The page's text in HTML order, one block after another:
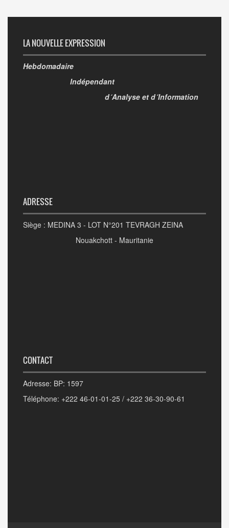
LA NOUVELLE EXPRESSION
Hebdomadaire
Indépendant
d´Analyse et d´Information
ADRESSE
Siège : MEDINA 3 - LOT N°201 TEVRAGH ZEINA
Nouakchott - Mauritanie
CONTACT
Adresse: BP: 1597
Téléphone: +222 46-01-01-25 / +222 36-30-90-61